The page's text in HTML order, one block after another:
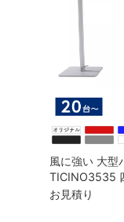
風に強い 大型
TICINO3535
土台（155kg
お見積り